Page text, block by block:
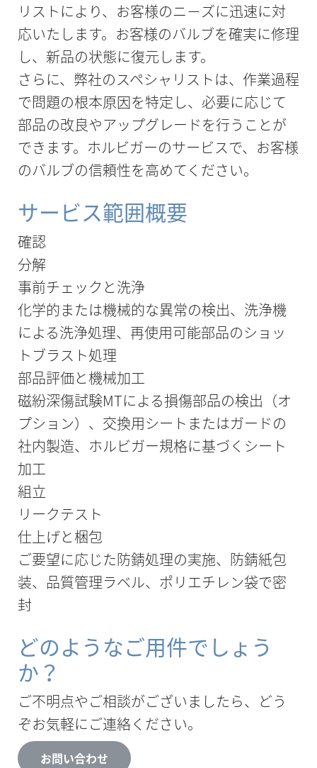
リストにより、お客様のニ－ズに迅速に対
応いたします。お客様のバルブを確実に修理
し、新品の状態に復元します。
さらに、弊社のスペシャリストは、作業過程
で問題の根本原因を特定し、必要に応じて
部品の改良やアップグレードを行うことが
できます。ホルビガーのサービスで、お客様
のバルブの信頼性を高めてください。
サービス範囲概要
確認
分解
事前チェックと洗浄
化学的または機械的な異常の検出、洗浄機
による洗浄処理、再使用可能部品のショッ
トブラスト処理
部品評価と機械加工
磁紛深傷試験MTによる損傷部品の検出（オ
プション）、交換用シートまたはガードの
社内製造、ホルビガー規格に基づくシート
加工
組立
リークテスト
仕上げと梱包
ご要望に応じた防錆処理の実施、防錆紙包
装、品質管理ラベル、ポリエチレン袋で密
封
どのようなご用件でしょう
か？
ご不明点やご相談がございましたら、どう
ぞお気軽にご連絡ください。
お問い合わせ